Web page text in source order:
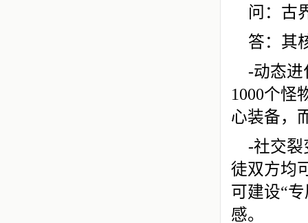
问：古
答：其
-动态进
1000个怪
心装备，
-社交裂
徒双方均
可建设“
感。